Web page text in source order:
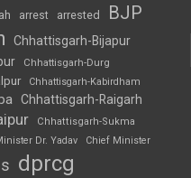
arrest arrested BJP
Chhattisgarh-Bijapur
Chhattisgarh-Durg
Chhattisgarh-Kabirdham
Chhattisgarh-Raigarh
Chhattisgarh-Sukma
Dr. Yadav Chief Minister
dprcg